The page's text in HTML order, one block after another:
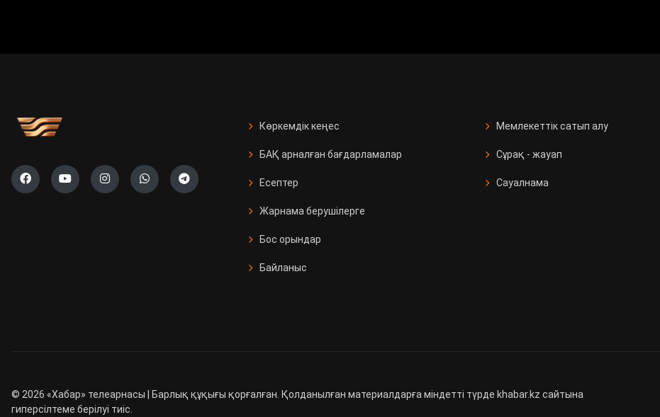
Көркемдік кеңес
БАҚ арналған бағдарламалар
Есептер
Жарнама берушілерге
Бос орындар
Байланыс
Мемлекеттік сатып алу
Сұрақ - жауап
Сауалнама
© 2026 «Хабар» телеарнасы | Барлық құқығы қорғалған. Қолданылған материалдарға міндетті түрде khabar.kz сайтына
гиперсілтеме берілуі тиіс.